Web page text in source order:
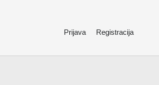
Prijava Registracija